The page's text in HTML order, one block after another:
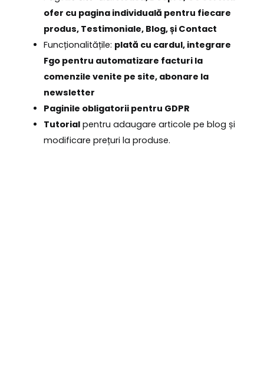
ofer cu pagina individuală pentru fiecare
produs, Testimoniale, Blog, și Contact
Funcționalitățile: plată cu cardul, integrare
Fgo pentru automatizare facturi la
comenzile venite pe site, abonare la
newsletter
Paginile obligatorii pentru GDPR
Tutorialpentru adaugare articole pe blog și
modificare prețuri la produse.